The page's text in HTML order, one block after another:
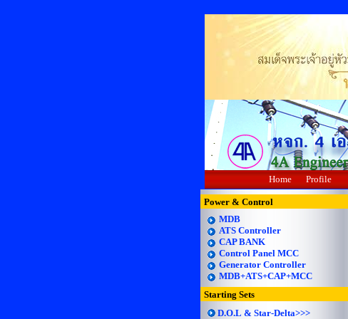
Home Profile
Power & Control
MDB
ATS Controller
CAP BANK
Control Panel MCC
Generator Controller
MDB+ATS+CAP+MCC
Starting Sets
D.O.L & Star-Delta>>>